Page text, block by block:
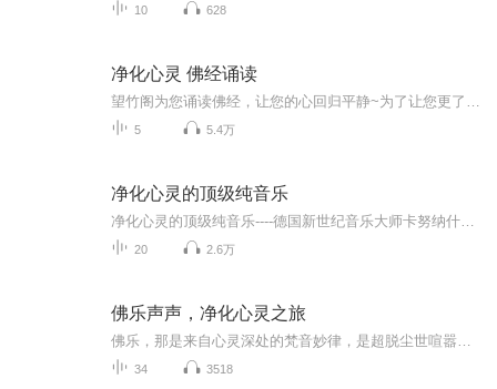
10 628
净化心灵 佛经诵读
5 5.4万
净化心灵的顶级纯音乐
20 2.6万
佛乐声声，净化心灵之旅
34 3518